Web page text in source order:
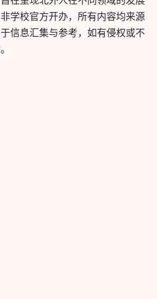
学校官方开办，所有内容均来源
信息汇集与参考，如有侵权或不